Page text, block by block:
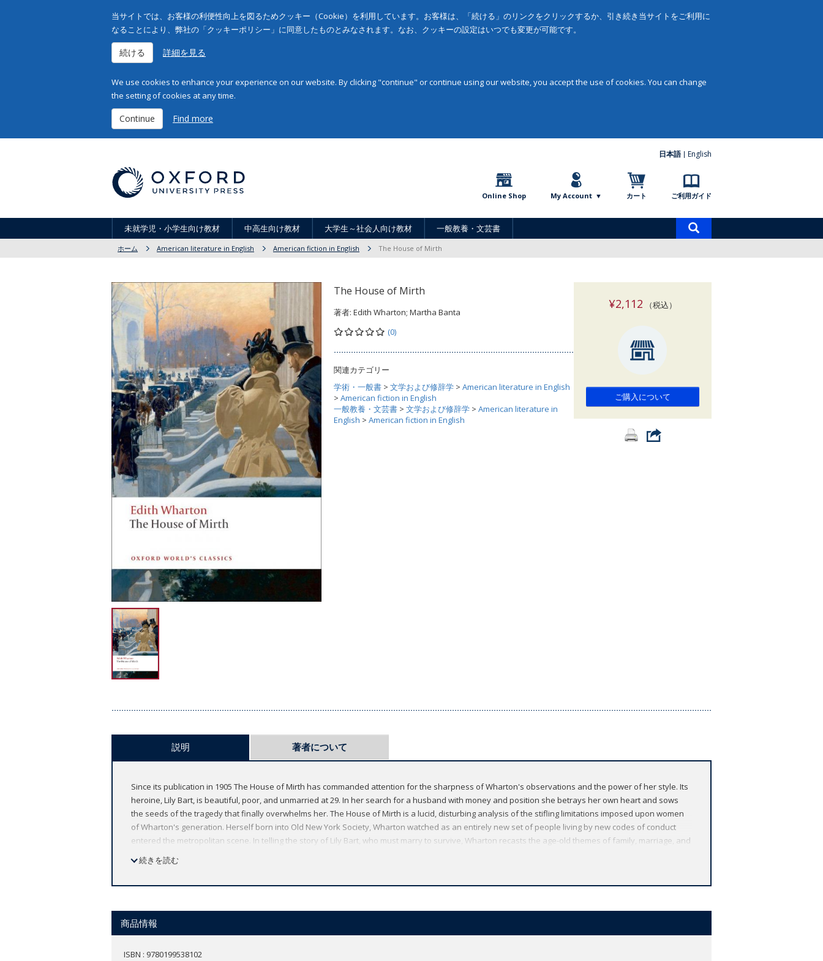
当サイトでは、お客様の利便性向上を図るためクッキー（Cookie）を利用しています。お客様は、「続ける」のリンクをクリックするか、引き続き当サイトをご利用に
なることにより、弊社の「クッキーポリシー」に同意したものとみなされます。なお、クッキーの設定はいつでも変更が可能です。
続ける 詳細を見る
We use cookies to enhance your experience on our website. By clicking "continue" or continue using our website, you accept the use of cookies. You can change
the setting of cookies at any time.
Continue Find more
日本語 English
Online Shop My Account カート ご利用ガイド
未就学児・小学生向け教材 中高生向け教材 大学生～社会人向け教材 一般教養・文芸書
索
ホーム American literature in English American fiction in English The House of Mirth
The House of Mirth
著者: Edith Wharton; Martha Banta
(0)
関連カテゴリー
学術・一般書 > 文学および修辞学 > American literature in English
> American fiction in English
一般教養・文芸書 > 文学および修辞学 > American literature in
English > American fiction in English
¥2,112 （税込）
ご購入について
説明 著者について
Since its publication in 1905 The House of Mirth has commanded attention for the sharpness of Wharton's observations and the power of her style. Its
heroine, Lily Bart, is beautiful, poor, and unmarried at 29. In her search for a husband with money and position she betrays her own heart and sows
the seeds of the tragedy that finally overwhelms her. The House of Mirth is a lucid, disturbing analysis of the stifling limitations imposed upon women
of Wharton's generation. Herself born into Old New York Society, Wharton watched as an entirely new set of people living by new codes of conduct
entered the metropolitan scene. In telling the story of Lily Bart, who must marry to survive, Wharton recasts the age-old themes of family, marriage, and
over 100 years Oxford World's Classics has made available the widest range of literature from around the globe. Each affordable volume reflects
続きを読む
商品情報
ISBN : 9780199538102